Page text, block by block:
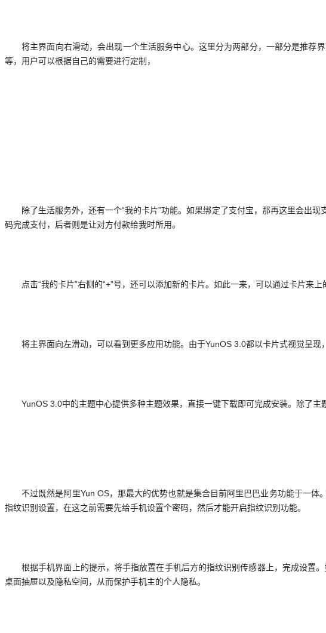
将主界面向右滑动，会出现一个生活服务中心。这里分为两部分，一部分是推荐
等，用户可以根据自己的需要进行定制，
除了生活服务外，还有一个“我的卡片”功能。如果绑定了支付宝，那再这里会出
码完成支付，后者则是让对方付款给我时所用。
点击“我的卡片”右侧的“+”号，还可以添加新的卡片。如此一来，可以通过卡片来
将主界面向左滑动，可以看到更多应用功能。由于YunOS 3.0都以卡片式视觉呈
YunOS 3.0中的主题中心提供多种主题效果，直接一键下载即可完成安装。除了
不过既然是阿里Yun OS，那最大的优势也就是集合目前阿里巴巴业务功能于一
指纹识别设置，在这之前需要先给手机设置个密码，然后才能开启指纹识别功能。
根据手机界面上的提示，将手指放置在手机后方的指纹识别传感器上，完成设置
桌面抽屉以及隐私空间，从而保护手机主的个人隐私。